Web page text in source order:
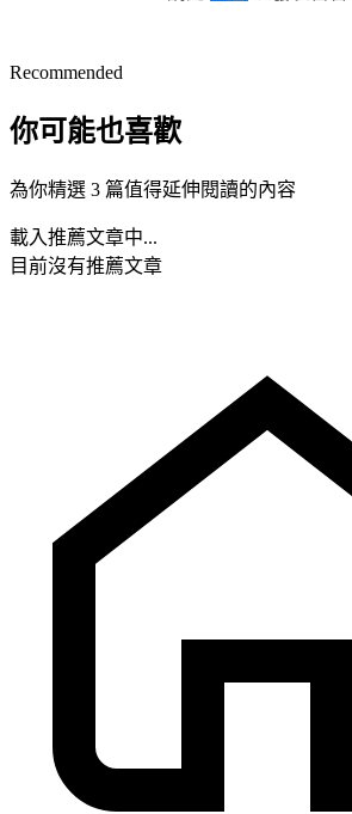
Recommended
你可能也喜歡
為你精選 3 篇值得延伸閱讀的內容
載入推薦文章中...
目前沒有推薦文章